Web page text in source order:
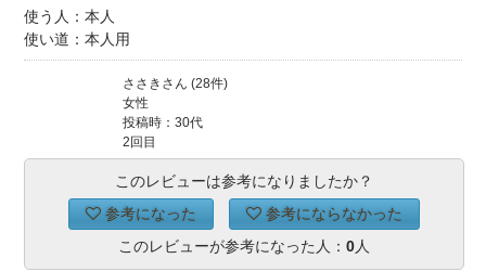
使う人：本人
使い道：本人用
ささきさん (28件)
女性
投稿時：30代
2回目
このレビューは参考になりましたか？
参考になった
参考にならなかった
このレビューが参考になった人： 0人